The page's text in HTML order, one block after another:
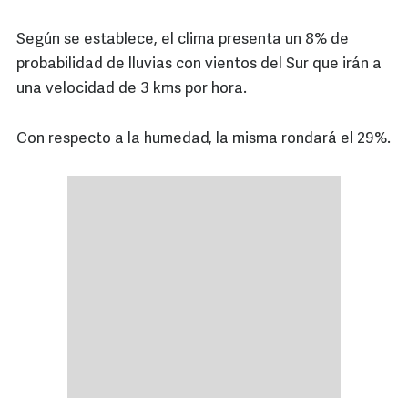
Según se establece, el clima presenta un 8% de
probabilidad de lluvias con vientos del Sur que irán a
una velocidad de 3 kms por hora.
Con respecto a la humedad, la misma rondará el 29%.